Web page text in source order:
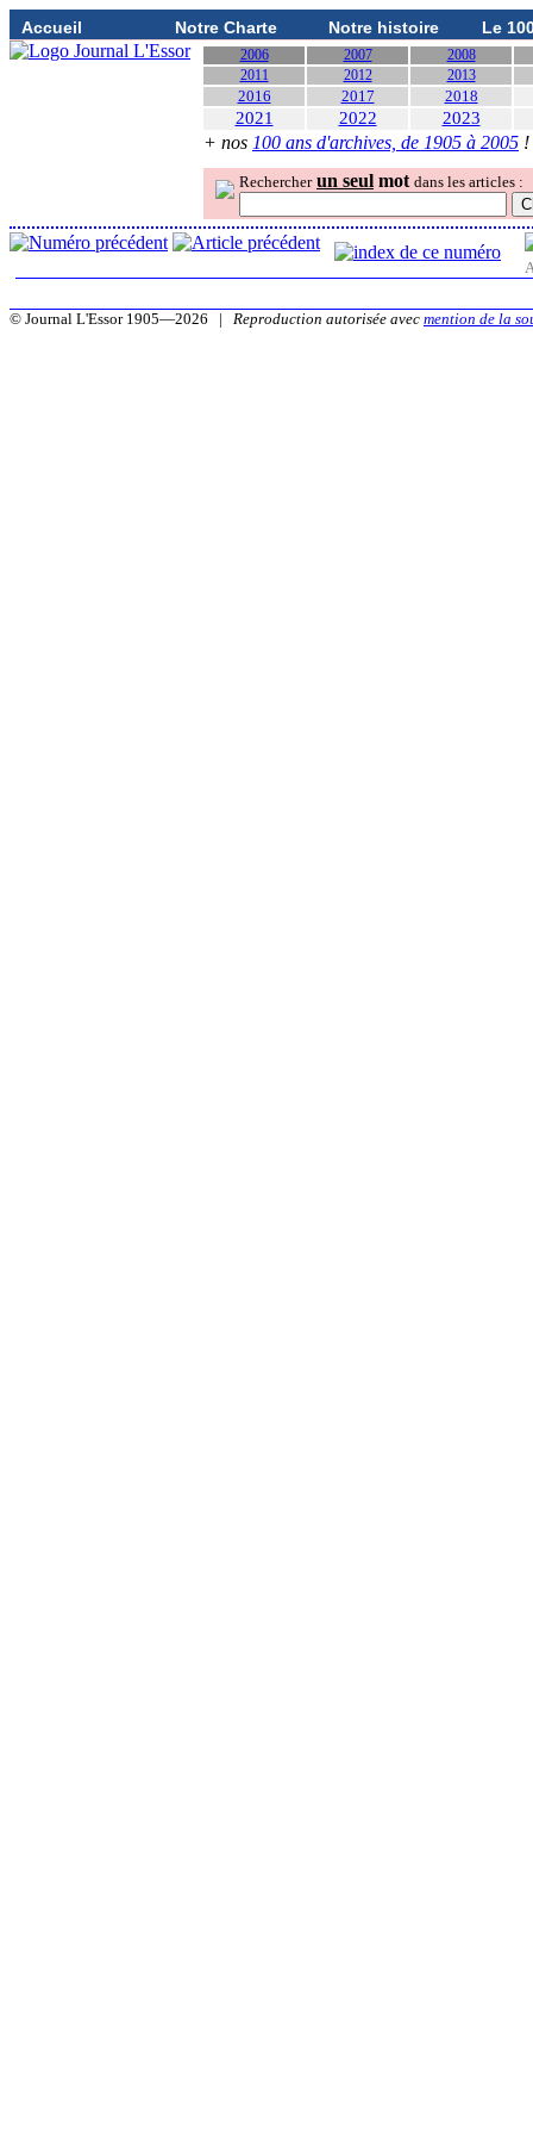
Accueil Notre Charte Notre histoire Le
2006 2007
2008
2011
2012 2013
2016 2017 2018
2021 2022 2023
+ nos 100 ans d'archives, de 1905 à 2005 !
Rechercher un seul mot dans les articles :
© Journal L'Essor 1905—2026 | Reproduction autorisée avec mention de la